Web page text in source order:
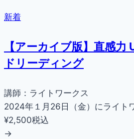
新着
【アーカイブ版】直感力
ドリーディング
講師：ライトワークス
2024年１月26日（金）にライト
¥2,500税込
→